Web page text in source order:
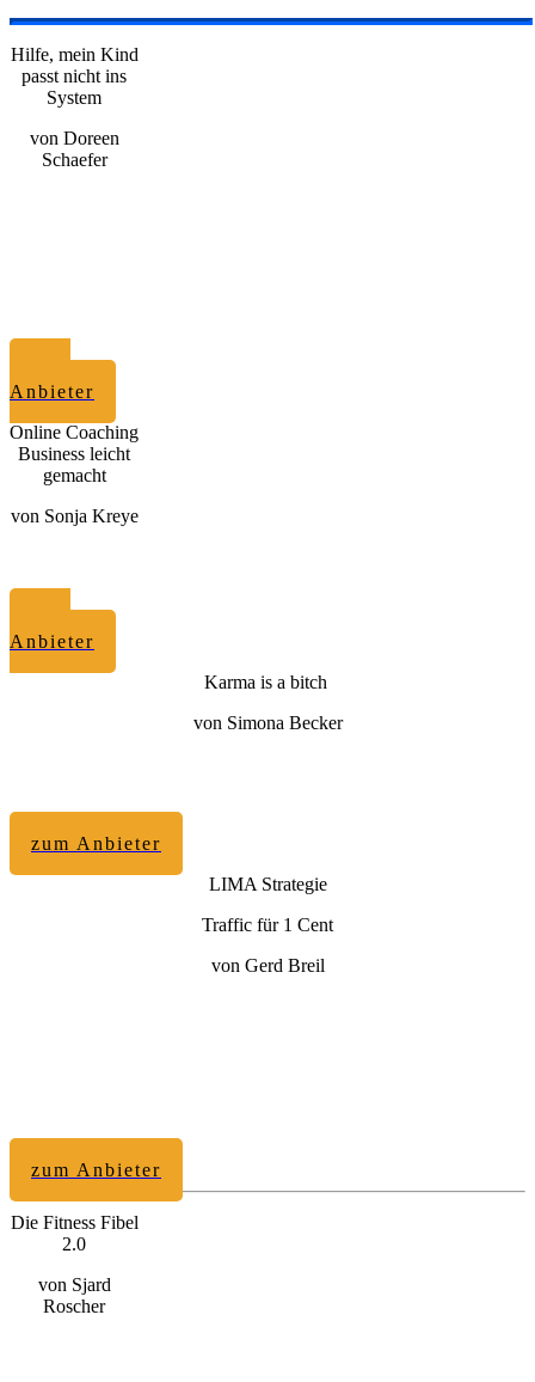
Hilfe, mein Kind
passt nicht ins
System
von Doreen
Schaefer
Anbieter
Online Coaching
Business leicht
gemacht
von Sonja Kreye
Anbieter
Karma is a bitch
von Simona Becker
zum Anbieter
LIMA Strategie
Traffic für 1 Cent
von Gerd Breil
zum Anbieter
Die Fitness Fibel
2.0
von Sjard
Roscher